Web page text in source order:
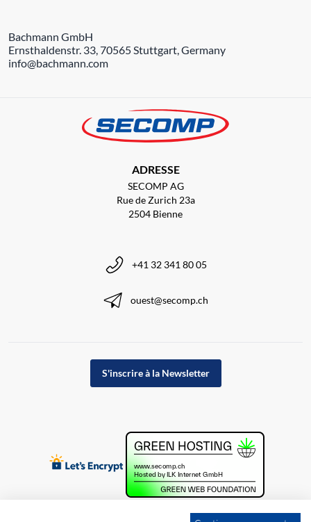
Bachmann GmbH
Ernsthaldenstr. 33, 70565 Stuttgart, Germany
info@bachmann.com
ADRESSE
SECOMP AG
Rue de Zurich 23a
2504 Bienne
+41 32 341 80 05
ouest@secomp.ch
S'inscrire à la Newsletter